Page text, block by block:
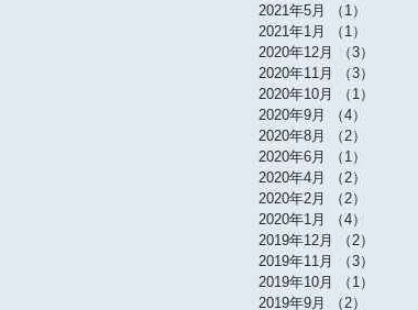
2021年5月
（1）
2021年1月
（1）
2020年12月
（3）
2020年11月
（3）
2020年10月
（1）
2020年9月
（4）
2020年8月
（2）
2020年6月
（1）
2020年4月
（2）
2020年2月
（2）
2020年1月
（4）
2019年12月
（2）
2019年11月
（3）
2019年10月
（1）
2019年9月
（2）